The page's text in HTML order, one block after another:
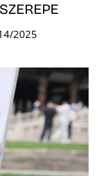
2025